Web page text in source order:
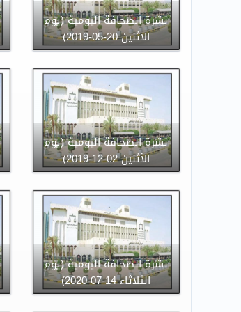
نشرة الصحافة اليومية (يوم
الاثنين 20-05-2019)
نشرة الصحافة اليومية (يوم
الأثنين 02-12-2019)
نشرة الصحافة اليومية (يوم
الثلاثاء 14-07-2020)